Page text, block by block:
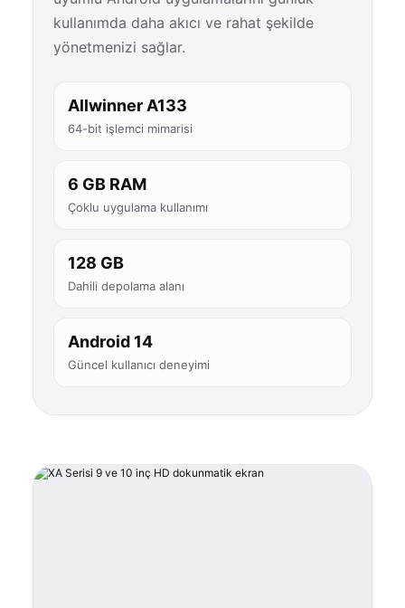
kullanımda daha akıcı ve rahat şekilde
yönetmenizi sağlar.
Allwinner A133
64-bit işlemci mimarisi
6 GB RAM
Çoklu uygulama kullanımı
128 GB
Dahili depolama alanı
Android 14
Güncel kullanıcı deneyimi